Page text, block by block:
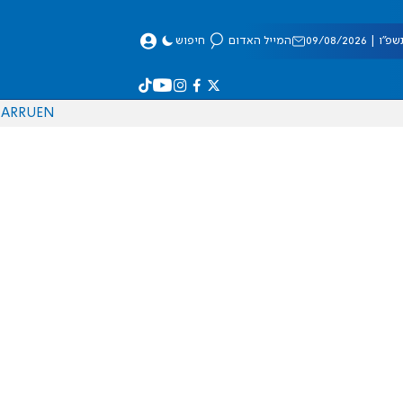
08/2026 המייל האדום חיפוש
EN
RU
AR